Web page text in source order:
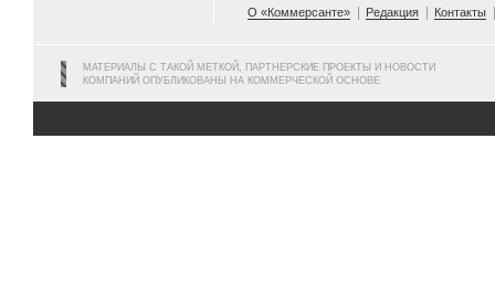
О «Коммерсанте»
Редакция Контакты
МАТЕРИАЛЫ С ТАКОЙ МЕТКОЙ, ПАРТНЕРСКИЕ ПРОЕКТЫ И НОВОСТИ
КОМПАНИЙ ОПУБЛИКОВАНЫ НА КОММЕРЧЕСКОЙ ОСНОВЕ